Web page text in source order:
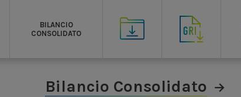
BILANCIO
CONSOLIDATO
Bilancio Consolidato